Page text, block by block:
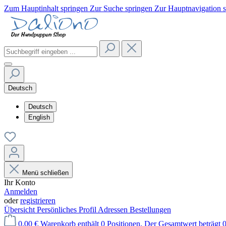
Zum Hauptinhalt springen Zur Suche springen Zur Hauptnavigation
Deutsch
Deutsch
English
Menü schließen
Ihr Konto
Anmelden
oderregistrieren
Übersicht Persönliches Profil Adressen Bestellungen
0,00 € Warenkorb enthält 0 Positionen. Der Gesamtwert beträgt